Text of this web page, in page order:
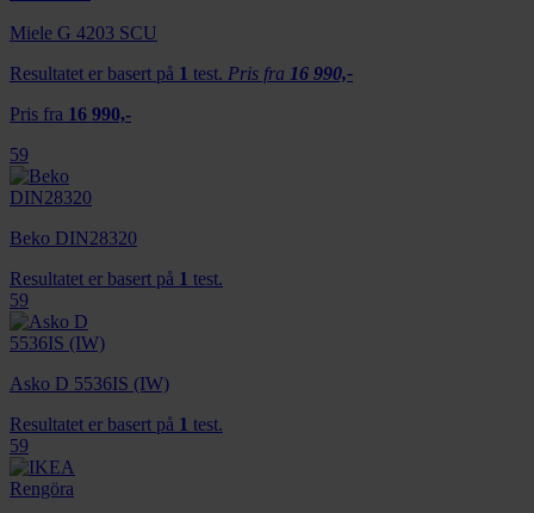
Miele G 4203 SCU
Resultatet er basert på 1 test. Pris fra 16 990,-
Pris fra 16 990,-
59
Beko DIN28320
Resultatet er basert på 1 test.
59
Asko D 5536IS (IW)
Resultatet er basert på 1 test.
59